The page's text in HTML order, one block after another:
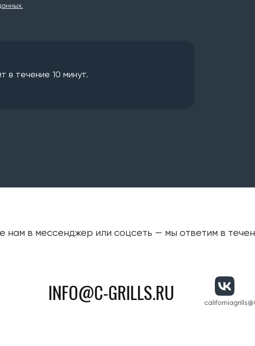
в течение 10 минут.
нам в мессенджер или соцсеть — мы ответим в
INFO@C-GRILLS.RU californiagrills